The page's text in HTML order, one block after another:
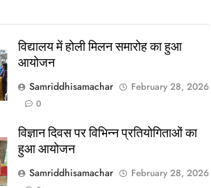
विद्यालय में होली मिलन समारोह का हुआ
आयोजन
Samriddhisamachar
February 28, 2026
0
विज्ञान दिवस पर विभिन्न प्रतियोगिताओं का
हुआ आयोजन
Samriddhisamachar
February 28, 2026